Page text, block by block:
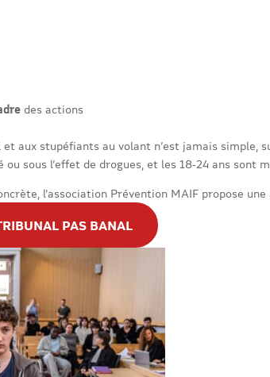
des actions
et aux stupéfiants au volant n’est jamais
sous l’effet de drogues, et les 18‑24 ans sont
l’association Prévention MAIF propose
PAS BANAL